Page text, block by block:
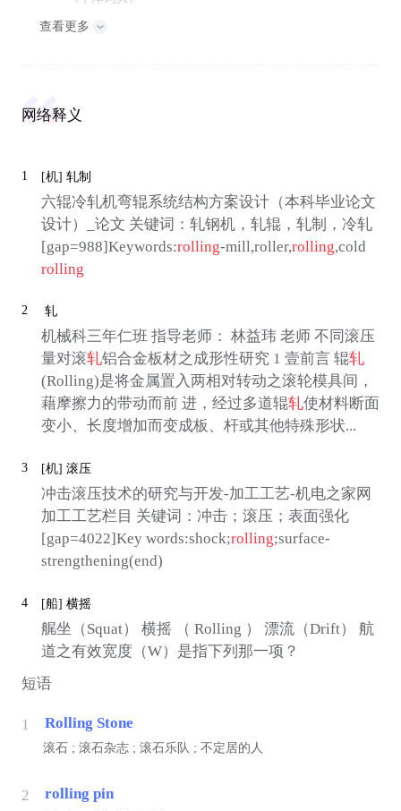
查看更多
网络释义
1 [机] 轧制
六辊冷轧机弯辊系统结构方案设计（本科毕业论文
设计）_论文 关键词：轧钢机，轧辊，轧制，冷轧
[gap=988]Keywords:rolling-mill,roller,rolling,cold
rolling
2 轧
机械科三年仁班 指导老师： 林益玮 老师 不同滚压
量对滚轧铝合金板材之成形性研究 1 壹前言 辊轧
(Rolling)是将金属置入两相对转动之滚轮模具间，
藉摩擦力的带动而前 进，经过多道辊轧使材料断面
变小、长度增加而变成板、杆或其他特殊形状...
3 [机] 滚压
冲击滚压技术的研究与开发-加工工艺-机电之家网
加工工艺栏目 关键词：冲击；滚压；表面强化
[gap=4022]Key words:shock;rolling;surface-
strengthening(end)
4 [船] 横摇
艉坐（Squat） 横摇 （ Rolling ） 漂流（Drift） 航
道之有效宽度（W）是指下列那一项？
短语
1 Rolling Stone
滚石 ; 滚石杂志 ; 滚石乐队 ; 不定居的人
2 rolling pin